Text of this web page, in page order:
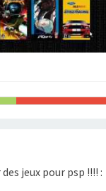
jeux pour psp !!!! :